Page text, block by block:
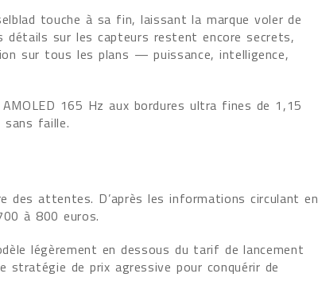
touche à sa fin, laissant la marque voler de
détails sur les capteurs restent encore secrets,
sur tous les plans — puissance, intelligence,
165 Hz aux bordures ultra fines de 1,15
faille.
des attentes. D’après les informations circulant en
à 800 euros.
légèrement en dessous du tarif de lancement
stratégie de prix agressive pour conquérir de